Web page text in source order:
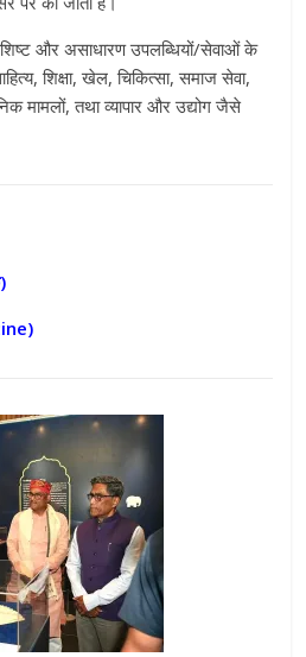
और असाधारण उपलब्धियों/सेवाओं के
शिक्षा, खेल, चिकित्सा, समाज सेवा,
मामलों, तथा व्यापार और उद्योग जैसे